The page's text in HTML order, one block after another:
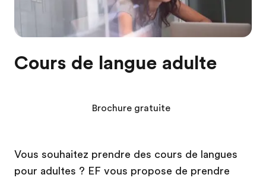
Cours de langue adulte
Vous souhaitez prendre des cours de langues
pour adultes ? EF vous propose de prendre
Brochure gratuite